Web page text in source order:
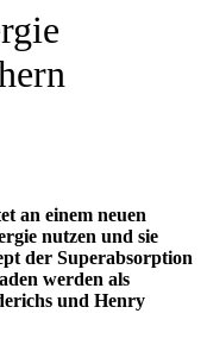
an einem neuen
nutzen und sie
der Superabsorption
werden als
und Henry